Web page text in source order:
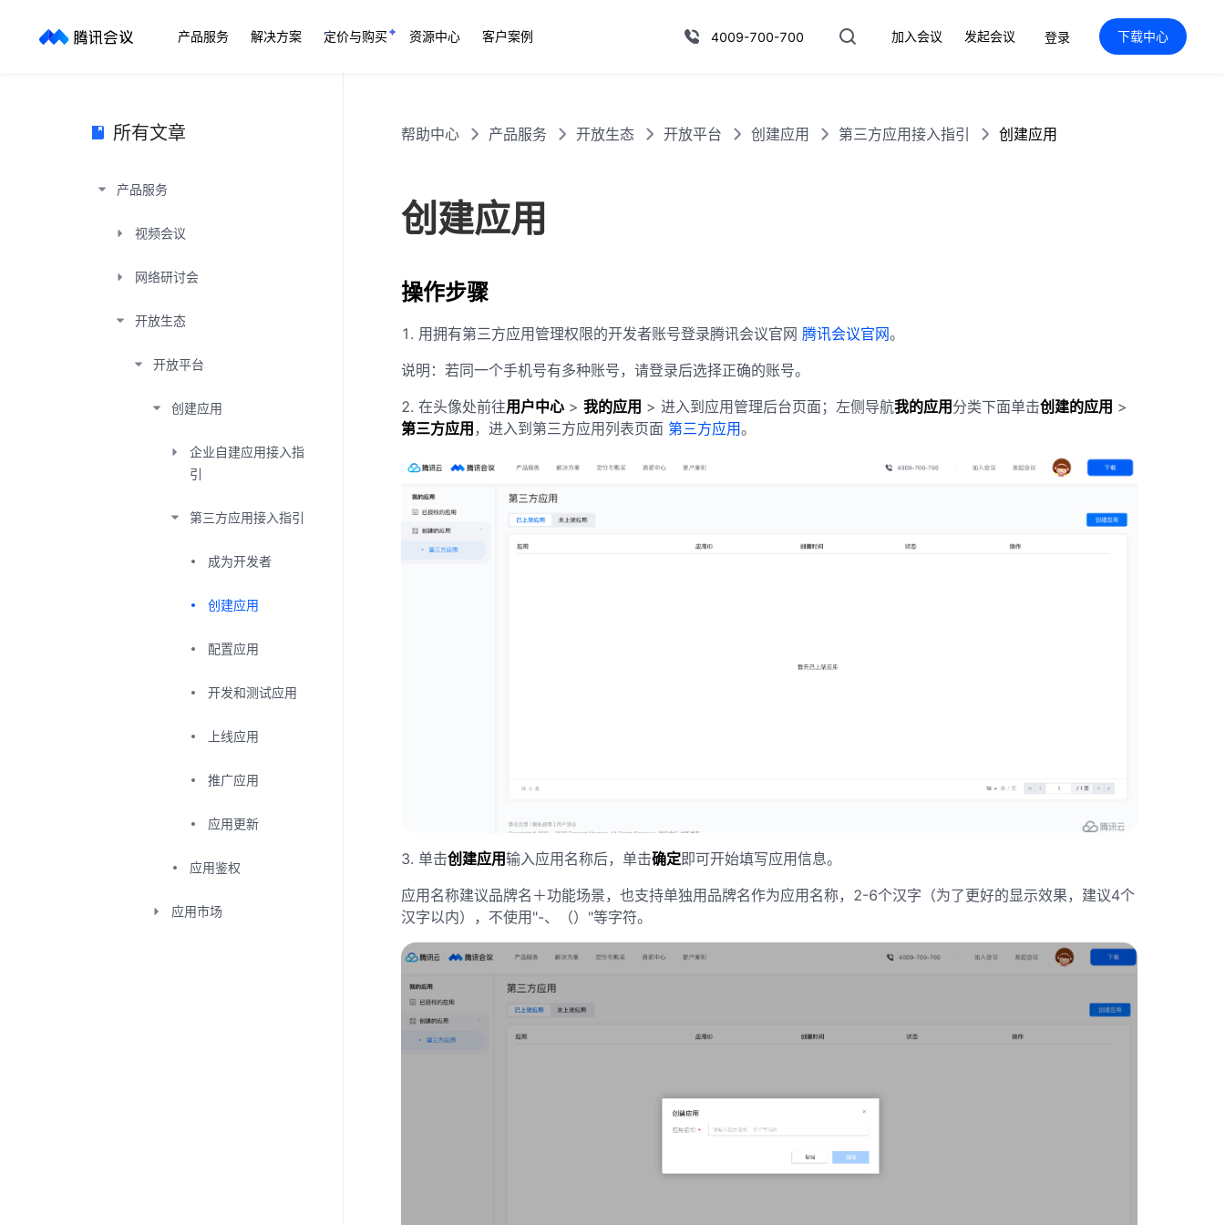
产品服务 解决方案 定价与购买 资源中心 客户案例 4009-700-700 加入会议 发起会议 登录 下载中心
所有文章
产品服务
视频会议
网络研讨会
开放生态
开放平台
创建应用
企业自建应用接入指
引
第三方应用接入指引
成为开发者
创建应用
配置应用
开发和测试应用
上线应用
推广应用
应用更新
应用鉴权
应用市场
帮助中心 产品服务 开放生态 开放平台 创建应用 第三方应用接入指引 创建应用
创建应用
操作步骤
1. 用拥有第三方应用管理权限的开发者账号登录腾讯会议官网 腾讯会议官网。
说明： 若同一个手机号有多种账号，请登录后选择正确的账号。
2. 在头像处前往用户中心 > 我的应用 > 进入到应用管理后台页面；左侧导航我的应用 分类下面单击创建的应用 >
第三方应用 ，进入到第三方应用列表页面 第三方应用。
3. 单击创建应用输入应用名称后，单击确定即可开始填写应用信息。
应用名称建议品牌名＋功能场景，也支持单独用品牌名作为应用名称，2-6个汉字（为了更好的显示效果，建议4个
汉字以内），不使用"-、（）"等字符。